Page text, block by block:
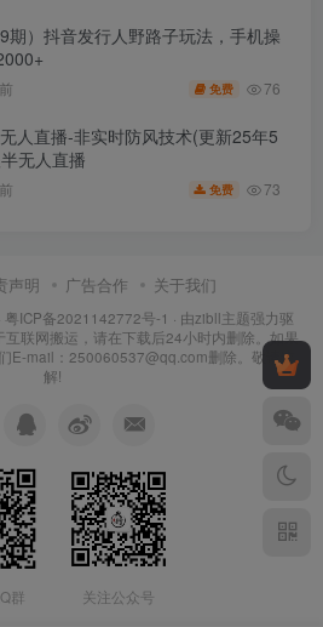
期）抖音发行人野路子玩法，手机操
免费 76
人直播-非实时防风技术(更新25年5
无人直播
免费 73
声明 广告合作 关于我们
粤ICP备2021142772号-1 · 由zibll主题强力驱
互联网搬运，请在下载后24小时内删除。如果
E-mail：250060537@qq.com删除。敬请谅
解!
群 关注公众号